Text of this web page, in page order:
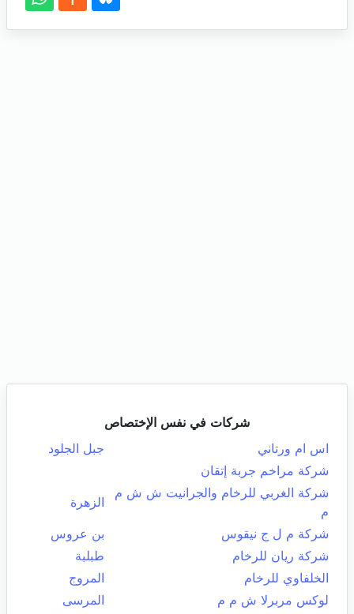
شركات في نفس الإختصاص
اس ام ورتاني
جبل الجلود
شركة مراخم جربة إتقان
شركة الغربي للرخام والجرانيت ش ش م
م
الزهرة
شركة م ل ج نيقوس
بن عروس
شركة ريان للرخام
طبلبة
الخلفاوي للرخام
المروج
لوكس مربرلا ش م م
المرسى